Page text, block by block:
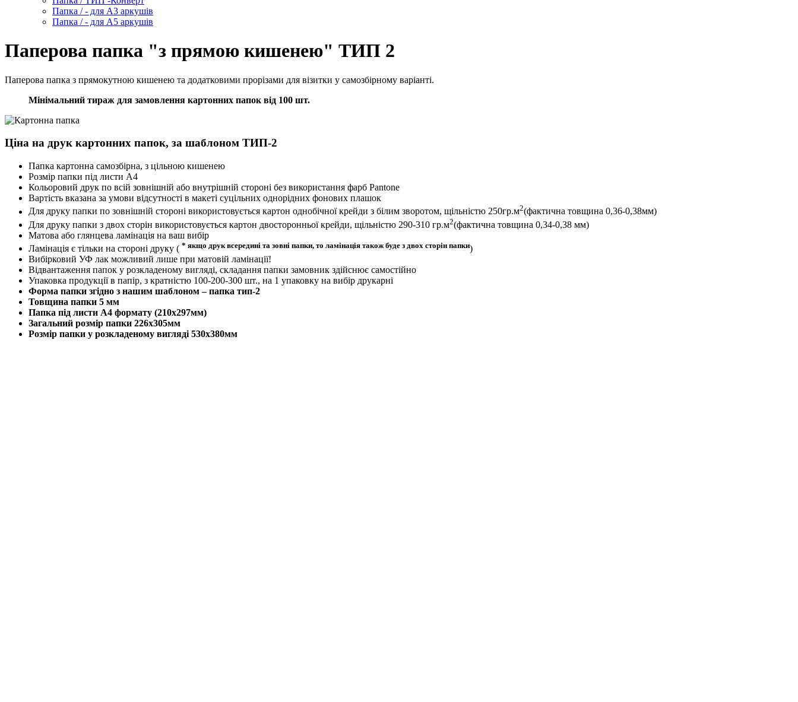
Папка / - для А3 аркушів
Папка / - для А5 аркушів
Паперова папка "з прямою кишенею" ТИП 2
Паперова папка з прямокутною кишенею та додатковими прорізами для візитки у самозбірному варіанті.
Мінімальний тираж для замовлення картонних папок від 100 шт.
Ціна на друк картонних папок, за шаблоном ТИП-2
Папка картонна самозбірна, з цільною кишенею
Розмір папки під листи А4
Кольоровий друк по всій зовнішній або внутрішній стороні без використання фарб Pantone
Вартість вказана за умови відсутності в макеті суцільних однорідних фонових плашок
Для друку папки по зовнішній стороні використовується картон однобічної крейди з білим зворотом, щільністю 250гр.м2(фактична товщина 0,36-0,38мм)
Для друку папки з двох сторін використовується картон двосторонньої крейди, щільністю 290-310 гр.м2(фактична товщина 0,34-0,38 мм)
Матова або глянцева ламінація на ваш вибір
Ламінація є тільки на стороні друку ( * якщо друк всередині та зовні папки, то ламінація також буде з двох сторін папки)
Вибірковий УФ лак можливий лише при матовій ламінації!
Відвантаження папок у розкладеному вигляді, складання папки замовник здійснює самостійно
Упаковка продукції в папір, з кратністю 100-200-300 шт., на 1 упаковку на вибір друкарні
Форма папки згідно з нашим шаблоном – папка тип-2
Товщина папки 5 мм
Папка під листи А4 формату (210х297мм)
Загальний розмір папки 226х305мм
Розмір папки у розкладеному вигляді 530х380мм